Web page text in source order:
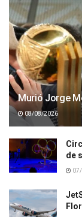
Murió Jorge
08/08/2026
de